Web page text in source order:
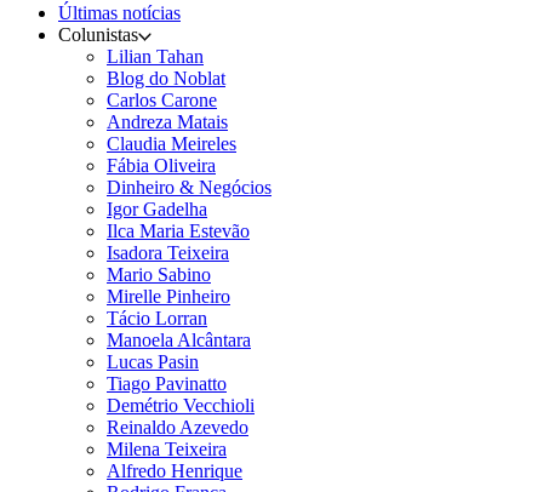
Últimas notícias
Colunistas
Lilian Tahan
Blog do Noblat
Carlos Carone
Andreza Matais
Claudia Meireles
Fábia Oliveira
Dinheiro & Negócios
Igor Gadelha
Ilca Maria Estevão
Isadora Teixeira
Mario Sabino
Mirelle Pinheiro
Tácio Lorran
Manoela Alcântara
Lucas Pasin
Tiago Pavinatto
Demétrio Vecchioli
Reinaldo Azevedo
Milena Teixeira
Alfredo Henrique